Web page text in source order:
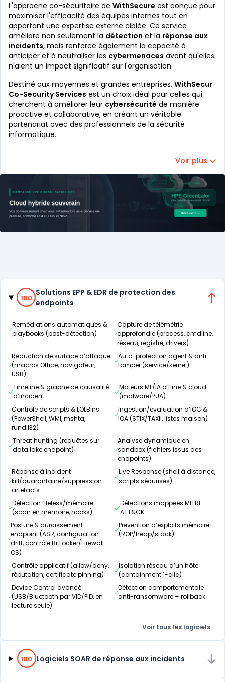
L'approche co-sécuritaire de WithSecure est conçue pour
maximiser l'efficacité des équipes internes tout en
apportant une expertise externe ciblée. Ce service
améliore non seulement la détection et la réponse aux
incidents, mais renforce également la capacité à
anticiper et à neutraliser les cybermenaces avant qu'elles
n'aient un impact significatif sur l'organisation.
Destiné aux moyennes et grandes entreprises, WithSecur
Co-Security Services est un choix idéal pour celles qui
cherchent à améliorer leur cybersécurité de manière
proactive et collaborative, en créant un véritable
partenariat avec des professionnels de la sécurité
informatique.
Voir plus
Catégories
100% de compatibilité
100
Solutions EPP & EDR de protection des
endpoints
Remédiations automatiques &
playbooks (post-détection)
Capture de télémétrie
approfondie (process, cmdline,
réseau, registre, drivers)
Réduction de surface d’attaque
(macros Office, navigateur,
USB)
Auto-protection agent & anti-
tamper (service/kernel)
Timeline & graphe de causalité
d’incident
Moteurs ML/IA offline & cloud
(malware/PUA)
Contrôle de scripts & LOLBins
(PowerShell, WMI, mshta,
rundll32)
Ingestion/évaluation d’IOC &
IOA (STIX/TAXII, listes maison)
Threat hunting (requêtes sur
data lake endpoint)
Analyse dynamique en
sandbox (fichiers issus des
endpoints)
Réponse à incident :
kill/quarantaine/suppression
artefacts
Live Response (shell à distance,
scripts sécurisés)
Détection fileless/mémoire
(scan en mémoire, hooks)
Détections mappées MITRE
ATT&CK
Posture & durcissement
endpoint (ASR, configuration
drift, contrôle BitLocker/Firewall
OS)
Prévention d’exploits mémoire
(ROP/heap/stack)
Contrôle applicatif (allow/deny,
réputation, certificate pinning)
Isolation réseau d’un hôte
(containment 1-clic)
Device Control avancé
(USB/Bluetooth par VID/PID, en
lecture seule)
Détection comportementale
anti-ransomware + rollback
Voir tous les logiciels
100% de compatibilité
100 Logiciels SOAR de réponse aux incidents